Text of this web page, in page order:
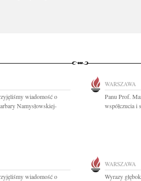
wiadomość o
Namysłowskiej-
WARSZAWA
Panu Prof.
współczucia i
wiadomość o
WARSZAWA
Wyrazy